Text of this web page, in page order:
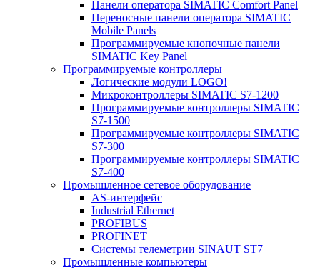
Панели оператора SIMATIC Comfort Panel
Переносные панели оператора SIMATIC
Mobile Panels
Программируемые кнопочные панели
SIMATIC Key Panel
Программируемые контроллеры
Логические модули LOGO!
Микроконтроллеры SIMATIC S7-1200
Программируемые контроллеры SIMATIC
S7-1500
Программируемые контроллеры SIMATIC
S7-300
Программируемые контроллеры SIMATIC
S7-400
Промышленное сетевое оборудование
AS-интерфейс
Industrial Ethernet
PROFIBUS
PROFINET
Системы телеметрии SINAUT ST7
Промышленные компьютеры